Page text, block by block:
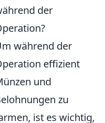
der
während der
effizient
und
zu
ist es wichtig,